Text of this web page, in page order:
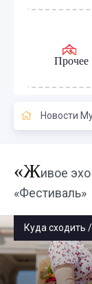
Прочее
Новости
«Живое
«Фестиваль»
Куда сходить